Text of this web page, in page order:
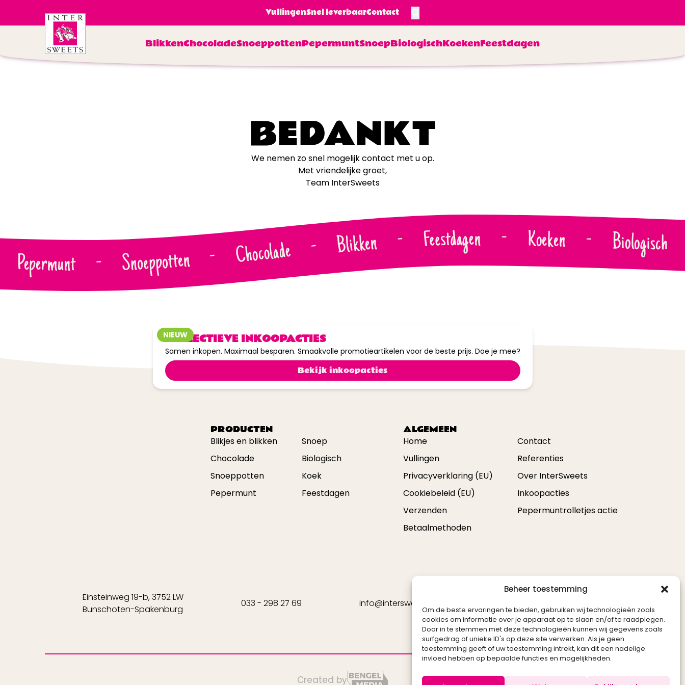
Beheer toestemming
Om de beste ervaringen te bieden, gebruiken wij technologieën zoals
cookies om informatie over je apparaat op te slaan en/of te raadplegen.
Door in te stemmen met deze technologieën kunnen wij gegevens zoals
surfgedrag of unieke ID's op deze site verwerken. Als je geen
toestemming geeft of uw toestemming intrekt, kan dit een nadelige
invloed hebben op bepaalde functies en mogelijkheden.
VullingenSnel leverbaarContact
BlikkenChocoladeSnoeppottenPepermuntSnoepBiologischKoekenFeestdagen
BEDANKT
We nemen zo snel mogelijk contact met u op.
Met vriendelijke groet,
Team InterSweets
Pepermunt - Snoeppotten - Chocolade - Blikken - Feestdagen - Koeken - Biologisch
PRODUCTEN
Blikjes en blikken
Snoep
Chocolade
Biologisch
Snoeppotten
Koek
Pepermunt
Feestdagen
ALGEMEEN
Home
Contact
Vullingen
Referenties
Privacyverklaring (EU)
Over InterSweets
Cookiebeleid (EU)
Inkoopacties
Verzenden
Pepermuntrolletjes actie
Betaalmethoden
Einsteinweg 19-b, 3752 LW
Bunschoten-Spakenburg
033 - 298 27 69 info@intersweets.nl
Created by
NIEUW
COLLECTIEVE INKOOPACTIES
Samen inkopen. Maximaal besparen. Smaakvolle promotieartikelen voor de beste prijs. Doe je mee?
Bekijk inkoopacties